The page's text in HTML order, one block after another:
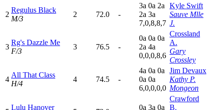
2
Regulus Black
M/3
2 72.0 -
3a 0a 2a
2a 3a
7,0,8,8,7
Kyle Swift
Sauve Mlle
J.
3
Rg's Dazzle Me
F/3
3 76.5 -
0a 0a 0a
2a 4a
0,0,0,8,6
Crossland
A.
Gary
Crossley
4
All That Class
H/4
4 74.5 -
4a 0a 0a
0a 0a
6,0,0,0,0
Jim Devaux
Kathy P.
Mongeon
Lulu Hanover 0a 3a 0a
Crawford
B.